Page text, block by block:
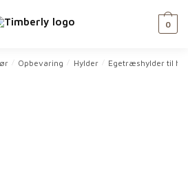
0
/ Opbevaring / Hylder / Egetræshylder til